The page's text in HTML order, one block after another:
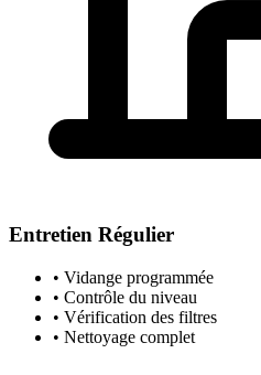
Entretien Régulier
• Vidange programmée
• Contrôle du niveau
• Vérification des filtres
• Nettoyage complet